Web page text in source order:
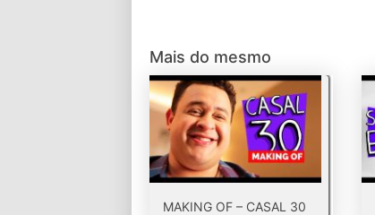
Mais do mesmo
MAKING OF – CASAL 30